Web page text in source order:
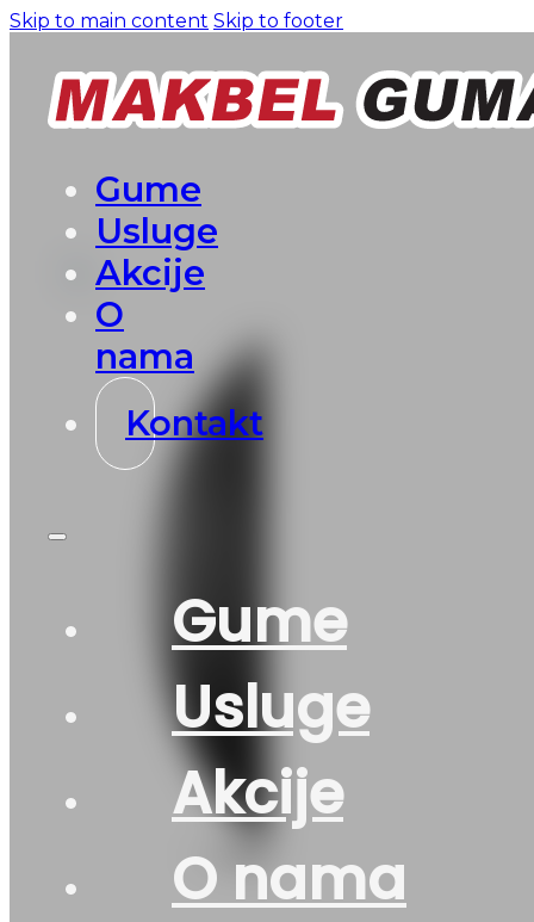
Skip to main content Skip to footer
Gume
Usluge
Akcije
O
nama
Kontakt
Gume
Usluge
Akcije
O nama